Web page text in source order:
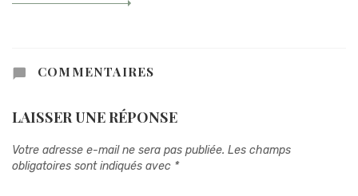
COMMENTAIRES
LAISSER UNE RÉPONSE
Votre adresse e-mail ne sera pas publiée. Les champs
obligatoires sont indiqués avec *